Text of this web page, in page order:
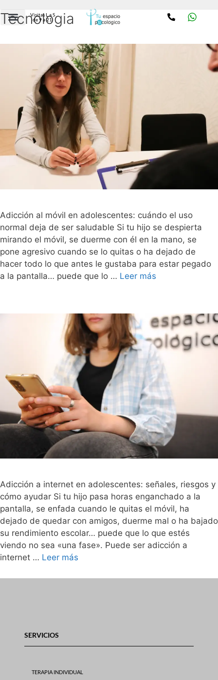
Visitas L a S
de 9 a 21
Tecnologia
Adicción al móvil en adolescentes: cuándo el uso
normal deja de ser saludable Si tu hijo se despierta
mirando el móvil, se duerme con él en la mano, se
pone agresivo cuando se lo quitas o ha dejado de
hacer todo lo que antes le gustaba para estar pegado
a la pantalla… puede que lo … Leer más
Adicción a internet en adolescentes: señales, riesgos y
cómo ayudar Si tu hijo pasa horas enganchado a la
pantalla, se enfada cuando le quitas el móvil, ha
dejado de quedar con amigos, duerme mal o ha bajado
su rendimiento escolar… puede que lo que estés
viendo no sea «una fase». Puede ser adicción a
internet … Leer más
SERVICIOS
TERAPIA INDIVIDUAL